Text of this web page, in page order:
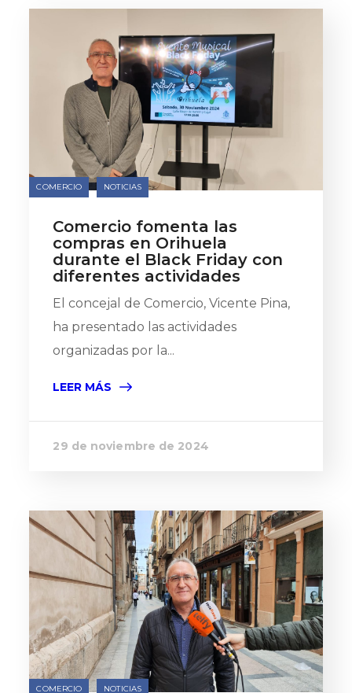
COMERCIO NOTICIAS
Comercio fomenta las
compras en Orihuela
durante el Black Friday con
diferentes actividades
El concejal de Comercio, Vicente Pina,
ha presentado las actividades
organizadas por la...
LEER MÁS
29 de noviembre de 2024
COMERCIO NOTICIAS